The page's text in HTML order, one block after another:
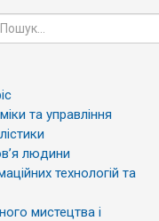
та управління
людини
технологій та
мистецтва і